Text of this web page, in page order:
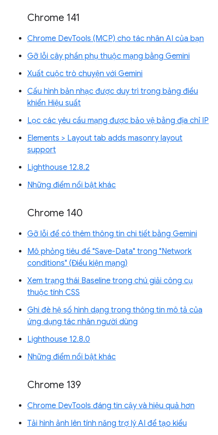
Chrome 141
Chrome DevTools (MCP) cho tác nhân AI của bạn
Gỡ lỗi cây phần phụ thuộc mạng bằng Gemini
Xuất cuộc trò chuyện với Gemini
Cấu hình bản nhạc được duy trì trong bảng điều
khiển Hiệu suất
Lọc các yêu cầu mạng được bảo vệ bằng địa chỉ IP
Elements > Layout tab adds masonry layout
support
Lighthouse 12.8.2
Những điểm nổi bật khác
Chrome 140
Gỡ lỗi để có thêm thông tin chi tiết bằng Gemini
Mô phỏng tiêu đề "Save-Data" trong "Network
conditions" (Điều kiện mạng)
Xem trạng thái Baseline trong chú giải công cụ
thuộc tính CSS
Ghi đè hệ số hình dạng trong thông tin mô tả của
ứng dụng tác nhân người dùng
Lighthouse 12.8.0
Những điểm nổi bật khác
Chrome 139
Chrome DevTools đáng tin cậy và hiệu quả hơn
Tải hình ảnh lên tính năng trợ lý AI để tạo kiểu